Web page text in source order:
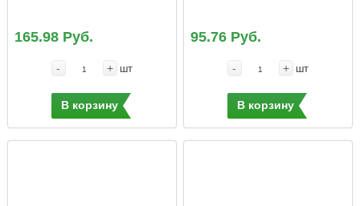
165.98 Руб.
- + шт
В корзину
95.76 Руб.
- + шт
В корзину